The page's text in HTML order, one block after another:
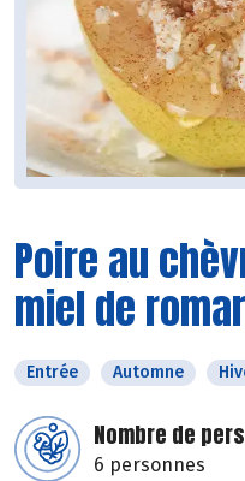
Poire au
miel de
Entrée Automne
Nombre de
6 personnes